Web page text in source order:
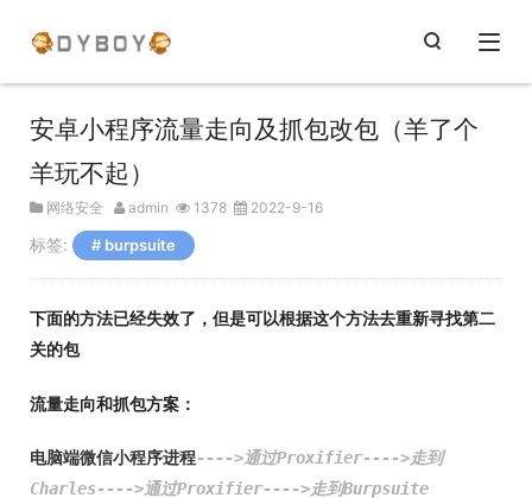
安卓小程序流量走向及抓包改包（羊了个
羊玩不起）
网络安全 admin 1378 2022-9-16
标签: burpsuite
下面的方法已经失效了，但是可以根据这个方法去重新寻找第二
关的包
流量走向和抓包方案：
电脑端微信小程序进程---->通过Proxifier---->走到
Charles---->通过Proxifier---->走到Burpsuite